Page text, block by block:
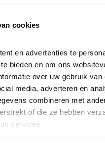
cookies
en advertenties te
bieden en om ons
over uw gebruik van
media, adverteren en
combineren met
of die ze hebben
services.
watervogels geteld.
gaat. Teams van
In landen als